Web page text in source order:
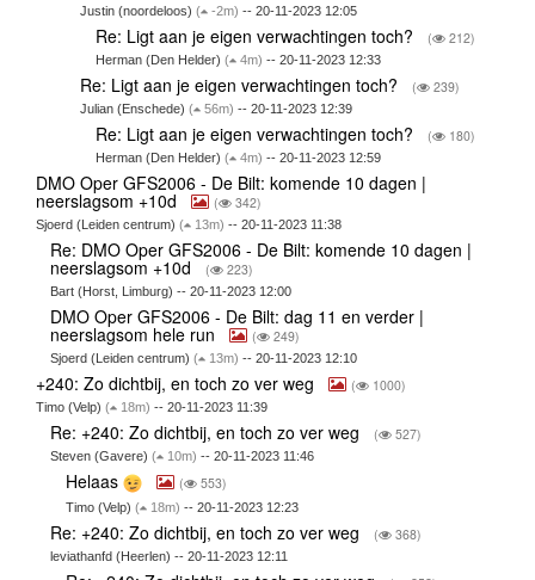
Justin (noordeloos)( -2m) -- 20-11-2023 12:05
Re: Ligt aan je eigen verwachtingen toch? ( 212)
Herman (Den Helder) ( 4m) -- 20-11-2023 12:33
Re: Ligt aan je eigen verwachtingen toch? ( 239)
Julian (Enschede)( 56m) -- 20-11-2023 12:39
Re: Ligt aan je eigen verwachtingen toch? ( 180)
Herman (Den Helder) ( 4m) -- 20-11-2023 12:59
DMO Oper GFS2006 - De Bilt: komende 10 dagen |
neerslagsom +10d ( 342)
Sjoerd (Leiden centrum) ( 13m) -- 20-11-2023 11:38
Re: DMO Oper GFS2006 - De Bilt: komende 10 dagen |
neerslagsom +10d ( 223)
Bart (Horst, Limburg) -- 20-11-2023 12:00
DMO Oper GFS2006 - De Bilt: dag 11 en verder |
neerslagsom hele run ( 249)
Sjoerd (Leiden centrum)( 13m) -- 20-11-2023 12:10
+240: Zo dichtbij, en toch zo ver weg ( 1000)
Timo (Velp) ( 18m) -- 20-11-2023 11:39
Re: +240: Zo dichtbij, en toch zo ver weg ( 527)
Steven (Gavere)( 10m) -- 20-11-2023 11:46
Helaas ( 553)
Timo (Velp) ( 18m) -- 20-11-2023 12:23
Re: +240: Zo dichtbij, en toch zo ver weg ( 368)
leviathanfd (Heerlen) -- 20-11-2023 12:11